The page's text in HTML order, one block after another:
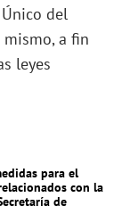
del
a fin
leyes
para el
con la
de